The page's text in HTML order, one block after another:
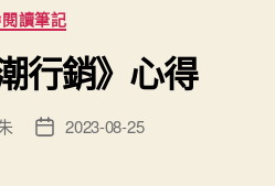
分
類
讀筆記
行銷》心得
文 2023-08-25